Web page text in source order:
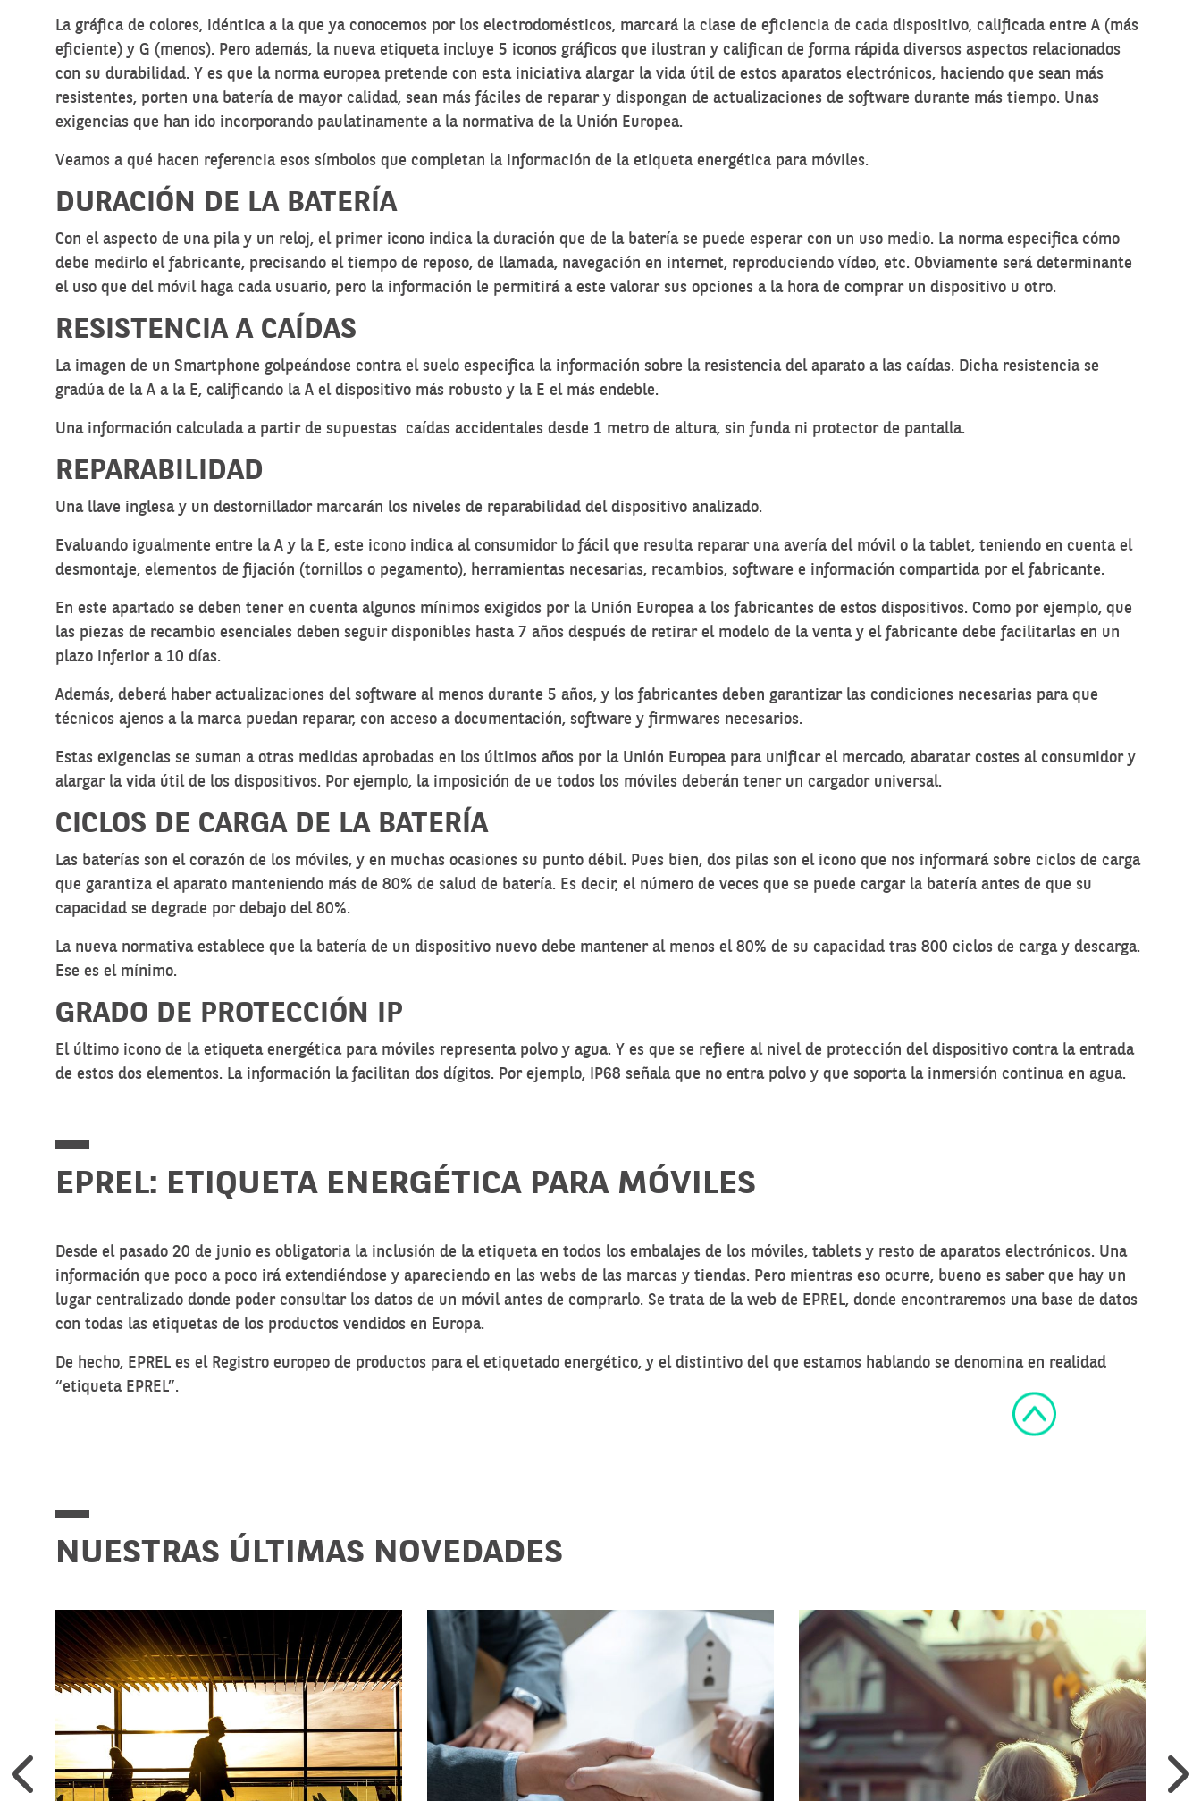
La gráfica de colores, idéntica a la que ya conocemos por los electrodomésticos, marcará la clase de eficiencia de cada dispositivo, calificada entre A (más
eficiente) y G (menos). Pero además, la nueva etiqueta incluye 5 iconos gráficos que ilustran y califican de forma rápida diversos aspectos relacionados
con su durabilidad. Y es que la norma europea pretende con esta iniciativa alargar la vida útil de estos aparatos electrónicos, haciendo que sean más
resistentes, porten una batería de mayor calidad, sean más fáciles de reparar y dispongan de actualizaciones de software durante más tiempo. Unas
exigencias que han ido incorporando paulatinamente a la normativa de la Unión Europea.
Veamos a qué hacen referencia esos símbolos que completan la información de la etiqueta energética para móviles.
DURACIÓN DE LA BATERÍA
Con el aspecto de una pila y un reloj, el primer icono indica la duración que de la batería se puede esperar con un uso medio. La norma especifica cómo
debe medirlo el fabricante, precisando el tiempo de reposo, de llamada, navegación en internet, reproduciendo vídeo, etc. Obviamente será determinante
el uso que del móvil haga cada usuario, pero la información le permitirá a este valorar sus opciones a la hora de comprar un dispositivo u otro.
RESISTENCIA A CAÍDAS
La imagen de un Smartphone golpeándose contra el suelo especifica la información sobre la resistencia del aparato a las caídas. Dicha resistencia se
gradúa de la A a la E, calificando la A el dispositivo más robusto y la E el más endeble.
Una información calculada a partir de supuestas caídas accidentales desde 1 metro de altura, sin funda ni protector de pantalla.
REPARABILIDAD
Una llave inglesa y un destornillador marcarán los niveles de reparabilidad del dispositivo analizado.
Evaluando igualmente entre la A y la E, este icono indica al consumidor lo fácil que resulta reparar una avería del móvil o la tablet, teniendo en cuenta el
desmontaje, elementos de fijación (tornillos o pegamento), herramientas necesarias, recambios, software e información compartida por el fabricante.
En este apartado se deben tener en cuenta algunos mínimos exigidos por la Unión Europea a los fabricantes de estos dispositivos. Como por ejemplo, que
las piezas de recambio esenciales deben seguir disponibles hasta 7 años después de retirar el modelo de la venta y el fabricante debe facilitarlas en un
plazo inferior a 10 días.
Además, deberá haber actualizaciones del software al menos durante 5 años, y los fabricantes deben garantizar las condiciones necesarias para que
técnicos ajenos a la marca puedan reparar, con acceso a documentación, software y firmwares necesarios.
Estas exigencias se suman a otras medidas aprobadas en los últimos años por la Unión Europea para unificar el mercado, abaratar costes al consumidor y
alargar la vida útil de los dispositivos. Por ejemplo, la imposición de ue todos los móviles deberán tener un cargador universal.
CICLOS DE CARGA DE LA BATERÍA
Las baterías son el corazón de los móviles, y en muchas ocasiones su punto débil. Pues bien, dos pilas son el icono que nos informará sobre ciclos de carga
que garantiza el aparato manteniendo más de 80% de salud de batería. Es decir, el número de veces que se puede cargar la batería antes de que su
capacidad se degrade por debajo del 80%.
La nueva normativa establece que la batería de un dispositivo nuevo debe mantener al menos el 80% de su capacidad tras 800 ciclos de carga y descarga.
Ese es el mínimo.
GRADO DE PROTECCIÓN IP
El último icono de la etiqueta energética para móviles representa polvo y agua. Y es que se refiere al nivel de protección del dispositivo contra la entrada
de estos dos elementos. La información la facilitan dos dígitos. Por ejemplo, IP68 señala que no entra polvo y que soporta la inmersión continua en agua.
EPREL: ETIQUETA ENERGÉTICA PARA MÓVILES
Desde el pasado 20 de junio es obligatoria la inclusión de la etiqueta en todos los embalajes de los móviles, tablets y resto de aparatos electrónicos. Una
información que poco a poco irá extendiéndose y apareciendo en las webs de las marcas y tiendas. Pero mientras eso ocurre, bueno es saber que hay un
lugar centralizado donde poder consultar los datos de un móvil antes de comprarlo. Se trata de la web de EPREL, donde encontraremos una base de datos
con todas las etiquetas de los productos vendidos en Europa.
De hecho, EPREL es el Registro europeo de productos para el etiquetado energético, y el distintivo del que estamos hablando se denomina en realidad
“etiqueta EPREL”.
NUESTRAS ÚLTIMAS NOVEDADES